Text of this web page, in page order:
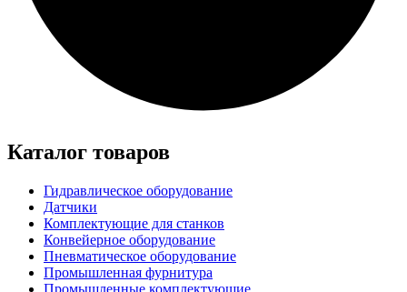
Каталог товаров
Гидравлическое оборудование
Датчики
Комплектующие для станков
Конвейерное оборудование
Пневматическое оборудование
Промышленная фурнитура